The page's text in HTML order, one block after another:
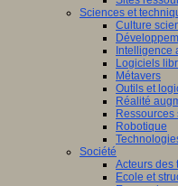
Sciences et
Culture
Intelligence
Logiciels
Métavers
Outils et
Réalité
Ressources
Robotique
Société
Acteurs des
Ecole et